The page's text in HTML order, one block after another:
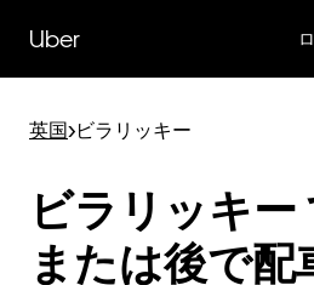
Uber
英国>ビラリッキー
ビラリッキー
または後で配